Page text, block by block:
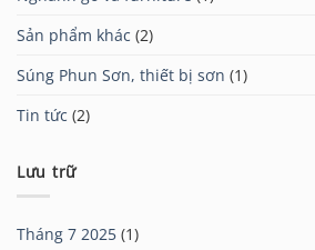
Sản phẩm khác (2)
Súng Phun Sơn, thiết bị sơn (1)
Tin tức (2)
Lưu trữ
Tháng 7 2025 (1)